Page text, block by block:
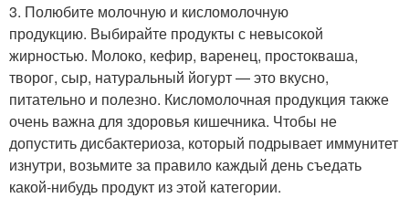
3. Полюбите молочную и кисломолочную
продукцию. Выбирайте продукты с невысокой
жирностью. Молоко, кефир, варенец, простокваша,
творог, сыр, натуральный йогурт — это вкусно,
питательно и полезно. Кисломолочная продукция также
очень важна для здоровья кишечника. Чтобы не
допустить дисбактериоза, который подрывает иммунитет
изнутри, возьмите за правило каждый день съедать
какой-нибудь продукт из этой категории.